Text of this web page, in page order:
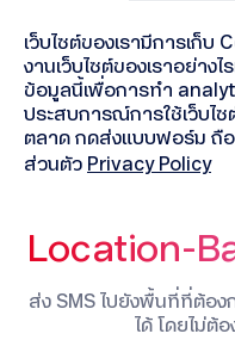
เว็บไซต์ของเรามีการเก็
งานเว็บไซต์ของเราอย่าง
ข้อมูลนี้เพื่อการทำ
ประสบการณ์การใช้เว็บไ
ตลาด กดส่งแบบฟอร์ม ถือ
ส่วนตัว Privacy Policy
Location-
ส่ง SMS ไปยังพื้นที่ที่ต้อ
ได้ โดยไม่ต้